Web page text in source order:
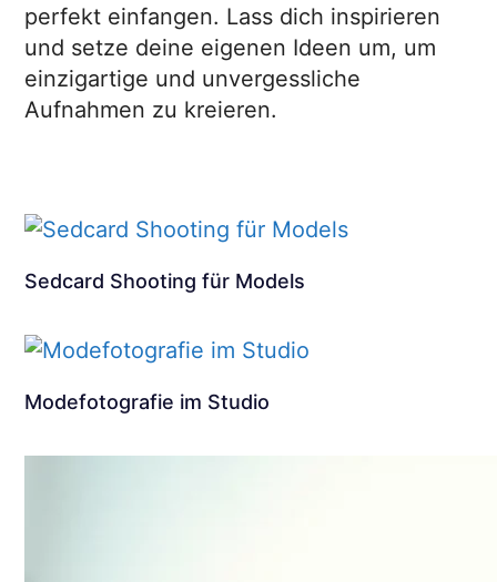
perfekt einfangen. Lass dich inspirieren
und setze deine eigenen Ideen um, um
einzigartige und unvergessliche
Aufnahmen zu kreieren.
Sedcard Shooting für Models
Modefotografie im Studio